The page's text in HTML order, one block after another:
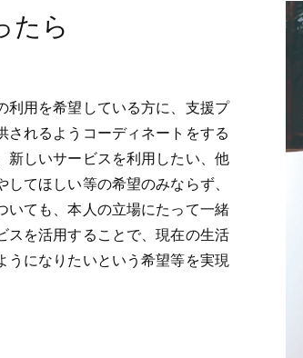
たら
利用を希望している方に、支援プ
されるようコーディネートをする
新しいサービスを利用したい、他
てほしい等の希望のみならず、
いても、本人の立場にたって一緒
スを活用することで、現在の生活
うになりたいという希望等を実現